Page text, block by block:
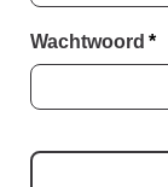
Wachtwoord *